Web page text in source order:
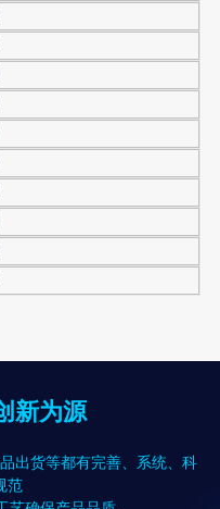
新为源
出货等都有完善、系统、科
范